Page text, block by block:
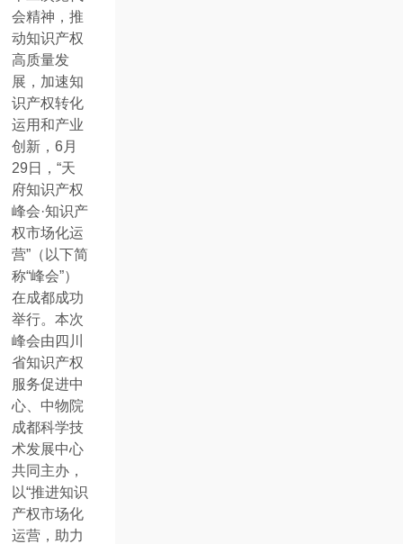
会精神，推
动知识产权
高质量发
展，加速知
识产权转化
运用和产业
创新，6月
29日，“天
府知识产权
峰会·知识产
权市场化运
营”（以下简
称“峰会”）
在成都成功
举行。本次
峰会由四川
省知识产权
服务促进中
心、中物院
成都科学技
术发展中心
共同主办，
以“推进知识
产权市场化
运营，助力